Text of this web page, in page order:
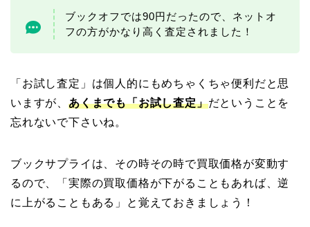
ブックオフでは90円だったので、ネットオ
フの方がかなり高く査定されました！
「お試し査定」は個人的にもめちゃくちゃ便利だと思
いますが、 あくまでも「お試し査定」だということを
忘れないで下さいね。
ブックサプライは、その時その時で買取価格が変動す
るので、「実際の買取価格が下がることもあれば、逆
に上がることもある」と覚えておきましょう！